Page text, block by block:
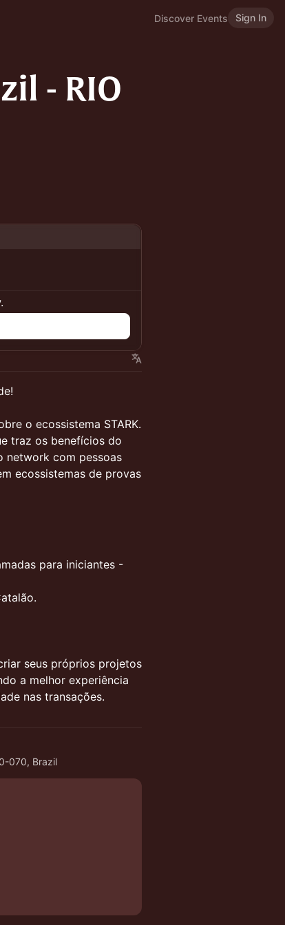
Discover Events Sign In
- RIO
o ecossistema STARK.
traz os benefícios do
network com pessoas
ecossistemas de provas
para iniciantes -
seus próprios projetos
a melhor experiência
nas transações.
070, Brazil